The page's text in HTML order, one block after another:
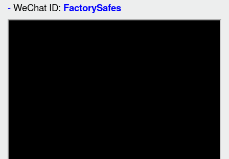
-WeChat ID: FactorySafes